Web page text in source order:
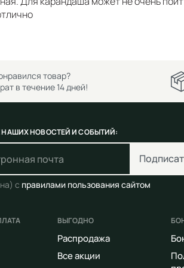
товар?
в течение 14 дней!
НАШИХ НОВОСТЕЙ И СОБЫТИЙ:
с правилами пользования сайтом
ВЫГОДНО
Распродажа
Все акции